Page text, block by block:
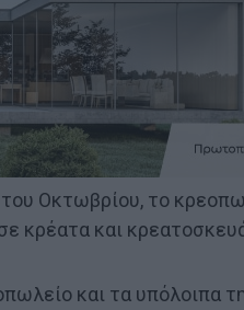
Οκτωβρίου, το
κρέατα και
και τα υπόλοιπα